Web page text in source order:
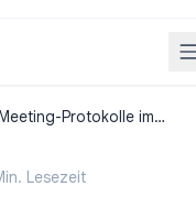
Protokolle im
Lesezeit